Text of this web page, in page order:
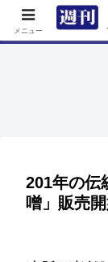
TOP 特集
201年の
噌」販売
メニュー